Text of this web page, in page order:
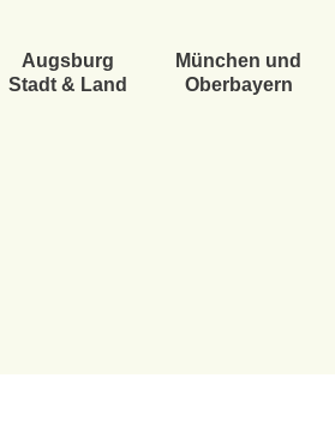
Augsburg
Stadt & Land
München und
Oberbayern